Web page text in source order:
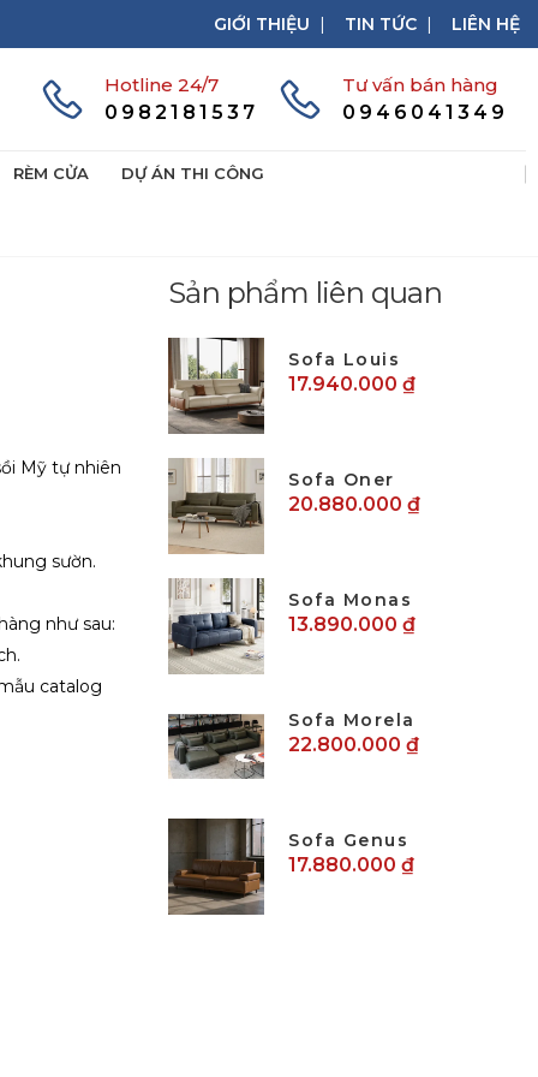
GIỚI THIỆU | TIN TỨC | LIÊN HỆ
Hotline 24/7
0982181537
Tư vấn bán hàng
0946041349
RÈM CỬA DỰ ÁN THI CÔNG
Mỹ tự nhiên
sườn.
như sau:
catalog
Sản phẩm liên quan
Sofa Louis
17.940.000 ₫
Sofa Oner
20.880.000 ₫
Sofa Monas
13.890.000 ₫
Sofa Morela
22.800.000 ₫
Sofa Genus
17.880.000 ₫